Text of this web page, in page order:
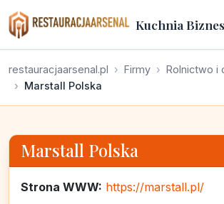
Kuchnia
restauracjaarsenal.pl Firmy
Rolnictwo i
Marstall Polska
Marstall Polska
Strona WWW: https://marstall.pl/